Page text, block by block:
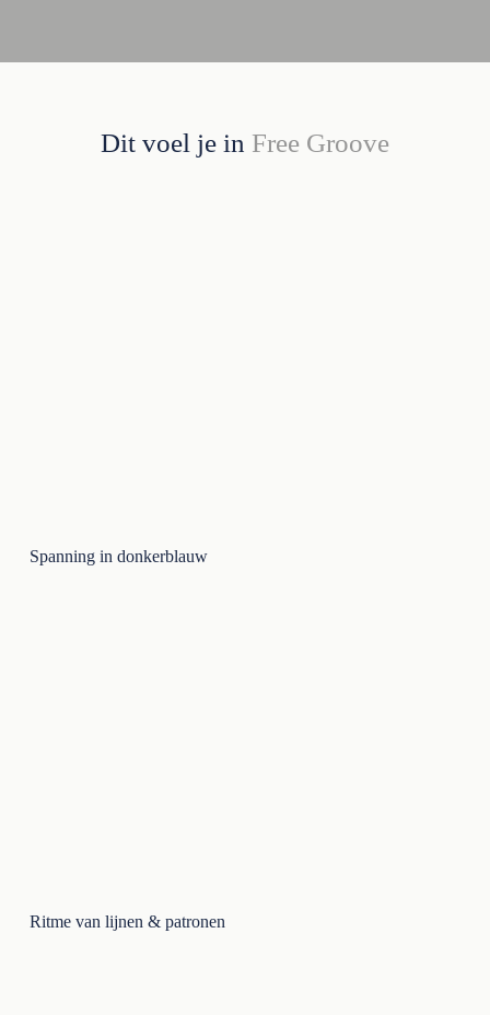
Dit voel je in Free Groove
Spanning in donkerblauw
Ritme van lijnen & patronen